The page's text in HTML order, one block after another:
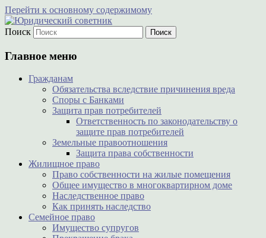
Перейти к основному содержимому
Юридический советник
Юридическая помощь гражданам,
индивидуальным предпринимателям и
Поиск
Главное меню
Гражданам
Обязательства вследствие причинения вреда
Споры с Банками
Защита прав потребителей
Ответственность по законодательству о
защите прав потребителей
Земельные правоотношения
Защита права собственности
Жилищное право
Право собственности на жилые помещения
Общее имущество в многоквартирном доме
Наследственное право
Как принять наследство
Семейное право
Имущество супругов